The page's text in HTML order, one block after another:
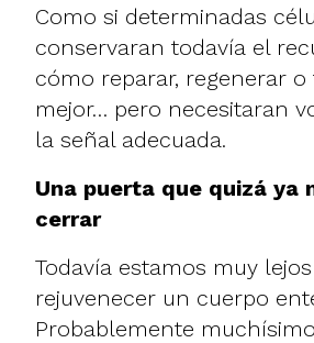
Como si determinadas
conservaran todavía el
cómo reparar, regenerar
mejor… pero necesitaran
la señal adecuada.
Una puerta que quizá ya
cerrar
Todavía estamos muy
rejuvenecer un cuerpo
Probablemente